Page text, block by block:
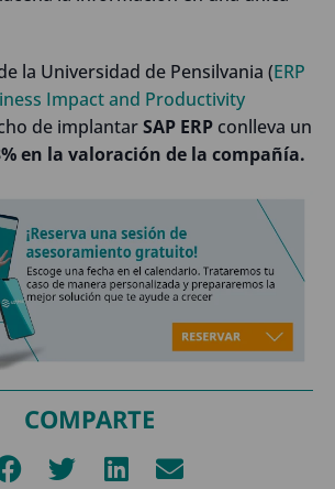
la Universidad de Pensilvania (ERP
Impact and Productivity
de implantarSAP ERP conlleva un
en la valoración de la compañía.
COMPARTE